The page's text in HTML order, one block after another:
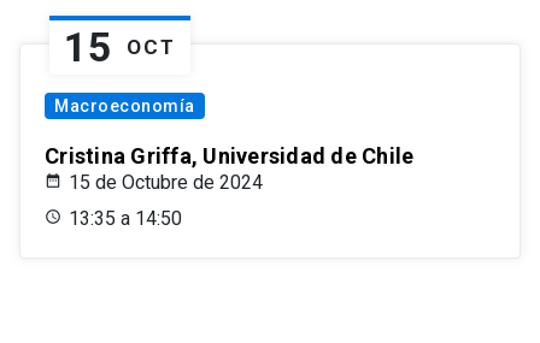
15 OCT
Macroeconomía
Cristina Griffa, Universidad de Chile
15 de Octubre de 2024
13:35 a 14:50